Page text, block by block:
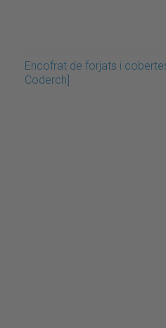
Encofrat de forjats i
Coderch]